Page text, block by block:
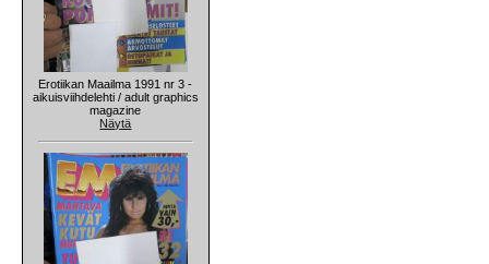
Erotiikan Maailma 1991 nr 3 -
aikuisviihdelehti / adult graphics
magazine
Näytä